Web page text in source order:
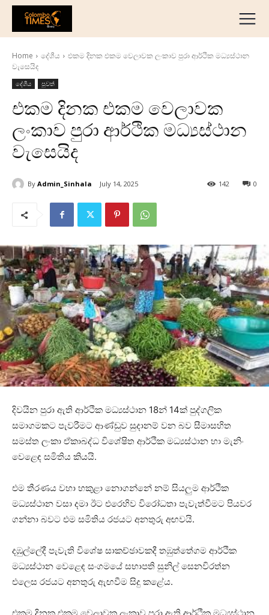
දේශීය
ජාත්‍යන්තර
ව්‍යාපාරික
අධ්‍යාපනික
හෝටල් සහ සංචාරක
ක්‍රීඩා
English
Home දේශීය
එකම දිනක එකම වෙලාවක ලංකාව පුරා ආර්ථික මධ්‍යස්ථාන
වැසෙයිද
දේශීය පුවත්
එකම දිනක එකම වෙලාවක
ලංකාව පුරා ආර්ථික මධ්‍යස්ථාන
වැසෙයිද
By Admin_Sinhala July 14, 2025 0
142
දිවයින පුරා ඇති ආර්ථික මධ්‍යස්ථාන 18න් 14ක් පුද්ගලික
සමාගමකට පැවරීමට ආණ්ඩුව සුදානම් වන බව සීමාසහිත
සමස්ත ලංකා ඒකාබද්ධ විශේෂිත ආර්ථික මධ්‍යස්ථාන හා මැනිං
වෙළෙඳ සමිතිය කියයි.
එම තීරණය වහා හකුළා නොගන්නේ නම් සියලුම ආර්ථික
මධ්‍යස්ථාන වසා දමා ඊට එරෙහිව විරෝධතා පැවැත්වීමට පියවර
ගන්නා බවට එම සමිතිය රජයට අනතුරු අඟවයි.
දඹුල්ලේදී පැවැති විශේෂ සාකච්ඡාවකදී තඹුත්තේගම ආර්ථික
මධ්‍යස්ථාන වෙළෙඳ සංගමයේ සභාපති සුනිල් සෙනවිරත්න
එලෙස රජයට අනතුරු ඇඟවීම සිදු කළේය.
එකම දිනක එකම වෙලාවක ලංකාව පුරා ඇති ආර්ථික මධ්‍යස්ථාන